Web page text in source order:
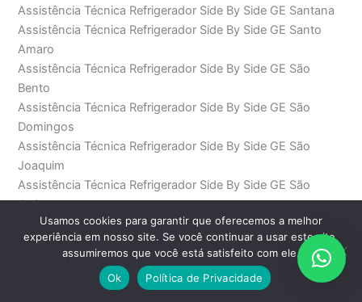
Assistência Técnica Refrigerador Side By Side GE Santana
Assistência Técnica Refrigerador Side By Side GE Santo
Amaro
Assistência Técnica Refrigerador Side By Side GE São
Bento
Assistência Técnica Refrigerador Side By Side GE São
Domingos
Assistência Técnica Refrigerador Side By Side GE São
Joaquim
Assistência Técnica Refrigerador Side By Side GE São
Judas
Assistência Técnica Refrigerador Side By Side GE São Paulo
Assistência Técnica Refrigerador Side By Side GE Saúde
Assistência Técnica Refrigerador Side By Side GE SP
Assistência Técnica Refrigerador Side By Side GE Sumaré
Usamos cookies para garantir que oferecemos a melhor
experiência em nosso site. Se você continuar a usar este site,
assumiremos que você está satisfeito com ele.
Ok
Política de Privacidade